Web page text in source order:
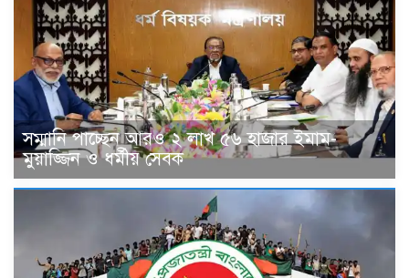
সম্মানি পাচ্ছেন আরও ২ লাখ ৫৬ হাজার ইমাম-
মুয়াজ্জিন ও ধর্মীয় সেবক